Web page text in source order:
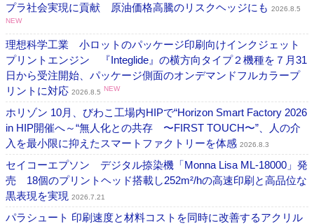
プラ社会実現に貢献 原油価格高騰のリスクヘッジにも 2026.8.5
NEW
理想科学工業 小ロットのパッケージ印刷向けインクジェット
プリントエンジン 『Integlide』の横方向タイプ２機種を７月31
日から受注開始、パッケージ側面のオンデマンドフルカラープ
リントに対応 2026.8.5 NEW
ホリゾン 10月、びわこ工場内HIPで“Horizon Smart Factory 2026
in HIP開催へ～“無人化との共存 〜FIRST TOUCH〜”、人の介
入を最小限に抑えたスマートファクトリーを体感 2026.8.3
セイコーエプソン デジタル捺染機「Monna Lisa ML-18000」発
売 18個のプリントヘッド搭載し252m²/hの高速印刷と高品位な
黒表現を実現 2026.7.21
パラシュート 印刷速度と材料コストを同時に改善するアクリル